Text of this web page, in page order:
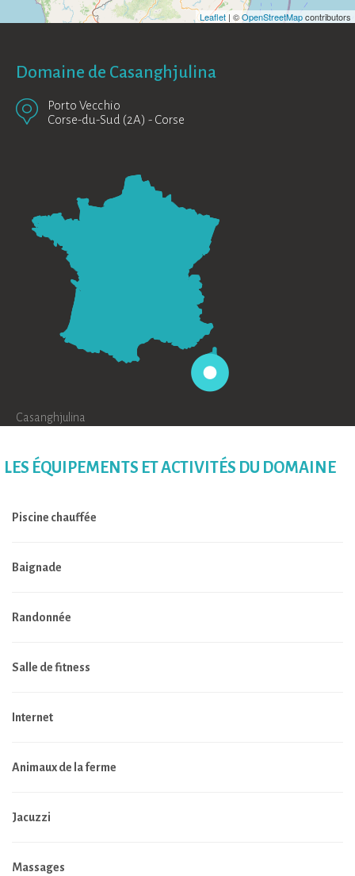
Leaflet | ©OpenStreetMapcontributors
Domaine de Casanghjulina
Porto Vecchio
Corse-du-Sud (2A) - Corse
Casanghjulina
LES ÉQUIPEMENTS ET ACTIVITÉS DU DOMAINE
Piscine chauffée
Baignade
Randonnée
Salle de fitness
Internet
Animaux de la ferme
Jacuzzi
Massages